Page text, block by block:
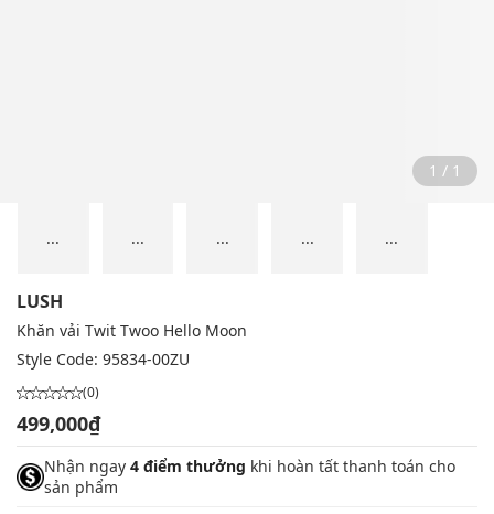
1 / 1
... ... ... ... ...
LUSH
Khăn vải Twit Twoo Hello Moon
Style Code: 95834-00ZU
(0)
499,000₫
Nhận ngay 4 điểm thưởng khi hoàn tất thanh toán cho
sản phẩm